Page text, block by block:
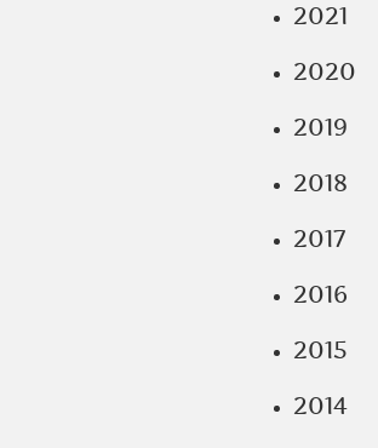
2021
2020
2019
2018
2017
2016
2015
2014